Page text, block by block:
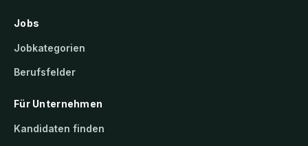
Jobs
Jobkategorien
Berufsfelder
Für Unternehmen
Kandidaten finden